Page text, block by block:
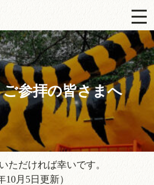
参拝の皆さまへ
ただければ幸いです。
10月5日更新）